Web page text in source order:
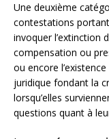
Une deuxième
contestations
invoquer l’extinction
compensation ou
ou encore l’existence
juridique fondant la
lorsqu’elles
questions quant à